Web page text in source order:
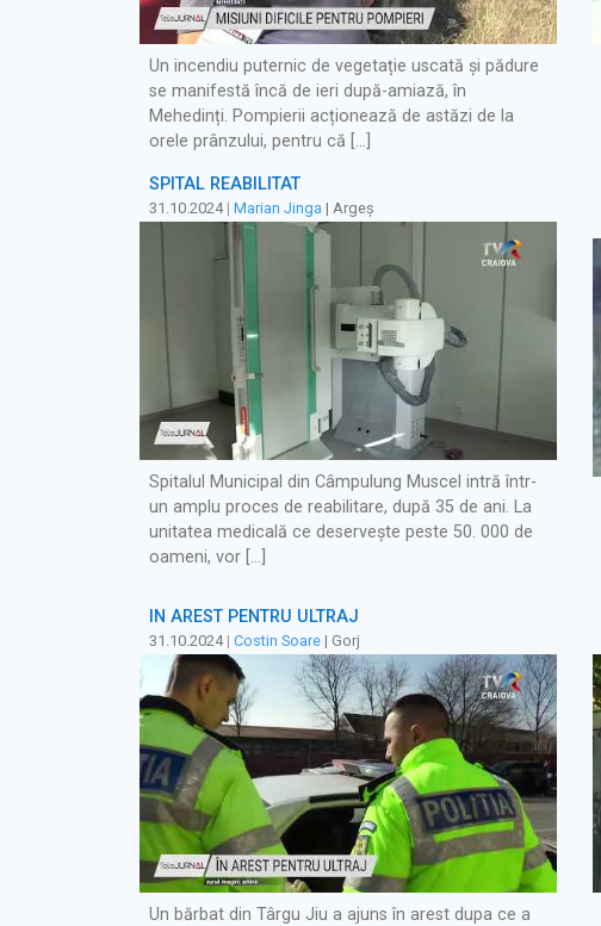
Un incendiu puternic de vegetație uscată și pădure
se manifestă încă de ieri după-amiază, în
Mehedinți. Pompierii acționează de astăzi de la
orele prânzului, pentru că […]
SPITAL REABILITAT
31.10.2024| Marian Jinga | Argeș
Spitalul Municipal din Câmpulung Muscel intră într-
un amplu proces de reabilitare, după 35 de ani. La
unitatea medicală ce deservește peste 50. 000 de
oameni, vor […]
ÎN AREST PENTRU ULTRAJ
31.10.2024| Costin Soare | Gorj
Un bărbat din Târgu Jiu a ajuns în arest dupa ce a